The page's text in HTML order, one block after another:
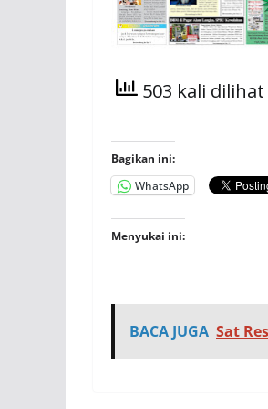
503 kali dilihat
Bagikan ini:
WhatsApp
Menyukai ini:
BACA JUGA Sat